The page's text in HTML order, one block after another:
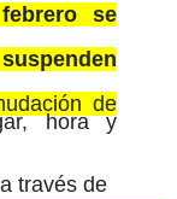
se
de
hora y
través de